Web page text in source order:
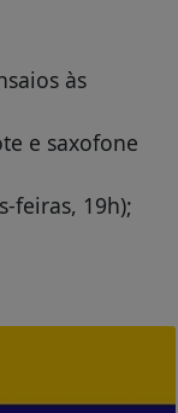
às
e saxofone
feiras, 19h);